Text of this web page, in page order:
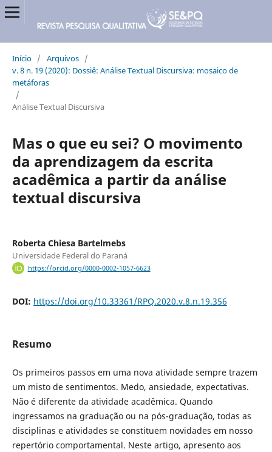
Início / Arquivos /
v. 8 n. 19 (2020): Dossiê: Análise Textual Discursiva: mosaico de
metáforas
/
Análise Textual Discursiva
Mas o que eu sei? O movimento
da aprendizagem da escrita
acadêmica a partir da análise
textual discursiva
Roberta Chiesa Bartelmebs
Universidade Federal do Paraná
https://orcid.org/0000-0002-1057-6623
DOI: https://doi.org/10.33361/RPQ.2020.v.8.n.19.356
Resumo
Os primeiros passos em uma nova atividade sempre trazem
um misto de sentimentos. Medo, ansiedade, expectativas.
Não é diferente da atividade acadêmica. Quando
ingressamos na graduação ou na pós-graduação, todas as
disciplinas e atividades se constituem novidades em nosso
repertório comportamental. Neste artigo, apresento aos